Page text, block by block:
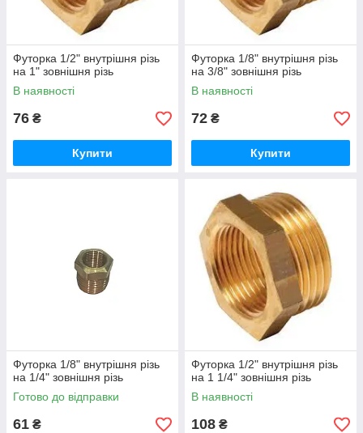
Футорка 1/2" внутрішня різь
на 1" зовнішня різь
В наявності
76 ₴
Купити
Футорка 1/8" внутрішня різь
на 3/8" зовнішня різь
В наявності
72 ₴
Купити
Футорка 1/8" внутрішня різь
на 1/4" зовнішня різь
Готово до відправки
61 ₴
Футорка 1/2" внутрішня різь
на 1 1/4" зовнішня різь
В наявності
108 ₴